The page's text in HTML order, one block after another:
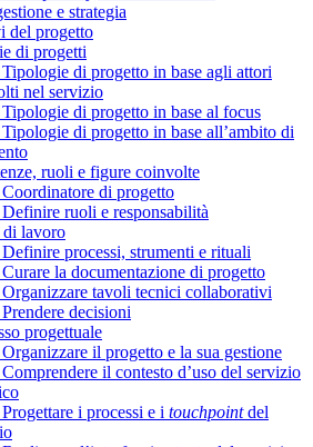
e strategia
del progetto
di progetti
di progetto in base agli attori
nel servizio
di progetto in base al focus
di progetto in base all’ambito di
ruoli e figure coinvolte
di progetto
ruoli e responsabilità
lavoro
processi, strumenti e rituali
la documentazione di progetto
tavoli tecnici collaborativi
decisioni
progettuale
il progetto e la sua gestione
il contesto d’uso del servizio
i processi e i touchpointdel